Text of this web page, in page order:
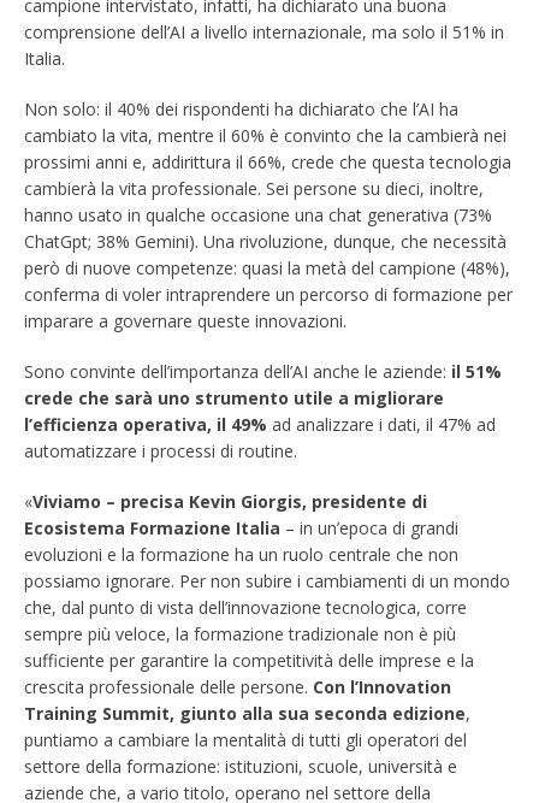
campione intervistato, infatti, ha dichiarato una buona
comprensione dell’AI a livello internazionale, ma solo il 51% in
Italia.
Non solo: il 40% dei rispondenti ha dichiarato che l’AI ha
cambiato la vita, mentre il 60% è convinto che la cambierà nei
prossimi anni e, addirittura il 66%, crede che questa tecnologia
cambierà la vita professionale. Sei persone su dieci, inoltre,
hanno usato in qualche occasione una chat generativa (73%
ChatGpt; 38% Gemini). Una rivoluzione, dunque, che necessità
però di nuove competenze: quasi la metà del campione (48%),
conferma di voler intraprendere un percorso di formazione per
imparare a governare queste innovazioni.
Sono convinte dell’importanza dell’AI anche le aziende: il 51%
crede che sarà uno strumento utile a migliorare
l’efficienza operativa, il 49% ad analizzare i dati, il 47% ad
automatizzare i processi di routine.
«Viviamo – precisa Kevin Giorgis, presidente di
Ecosistema Formazione Italia – in un’epoca di grandi
evoluzioni e la formazione ha un ruolo centrale che non
possiamo ignorare. Per non subire i cambiamenti di un mondo
che, dal punto di vista dell’innovazione tecnologica, corre
sempre più veloce, la formazione tradizionale non è più
sufficiente per garantire la competitività delle imprese e la
crescita professionale delle persone. Con l’Innovation
Training Summit, giunto alla sua seconda edizione,
puntiamo a cambiare la mentalità di tutti gli operatori del
settore della formazione: istituzioni, scuole, università e
aziende che, a vario titolo, operano nel settore della